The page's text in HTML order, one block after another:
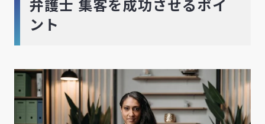
弁護士 集客を成功させるポイ
ント